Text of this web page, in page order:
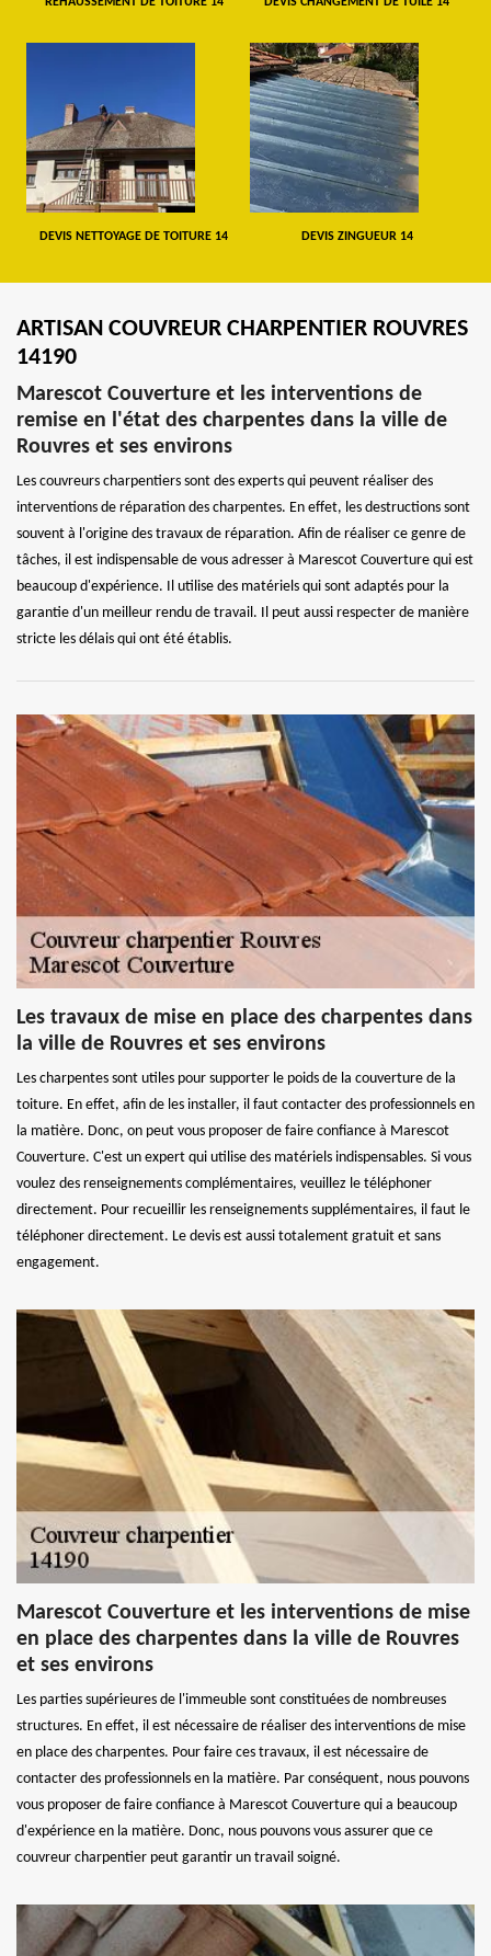
DEVIS NETTOYAGE DE TOITURE 14 DEVIS ZINGUEUR 14
ARTISAN COUVREUR CHARPENTIER ROUVRES
14190
Marescot Couverture et les interventions de
remise en l'état des charpentes dans la ville de
Rouvres et ses environs
Les couvreurs charpentiers sont des experts qui peuvent réaliser des
interventions de réparation des charpentes. En effet, les destructions sont
souvent à l'origine des travaux de réparation. Afin de réaliser ce genre de
tâches, il est indispensable de vous adresser à Marescot Couverture qui est
beaucoup d'expérience. Il utilise des matériels qui sont adaptés pour la
garantie d'un meilleur rendu de travail. Il peut aussi respecter de manière
stricte les délais qui ont été établis.
Les travaux de mise en place des charpentes dans
la ville de Rouvres et ses environs
Les charpentes sont utiles pour supporter le poids de la couverture de la
toiture. En effet, afin de les installer, il faut contacter des professionnels en
la matière. Donc, on peut vous proposer de faire confiance à Marescot
Couverture. C'est un expert qui utilise des matériels indispensables. Si vous
voulez des renseignements complémentaires, veuillez le téléphoner
directement. Pour recueillir les renseignements supplémentaires, il faut le
téléphoner directement. Le devis est aussi totalement gratuit et sans
engagement.
Marescot Couverture et les interventions de mise
en place des charpentes dans la ville de Rouvres
et ses environs
Les parties supérieures de l'immeuble sont constituées de nombreuses
structures. En effet, il est nécessaire de réaliser des interventions de mise
en place des charpentes. Pour faire ces travaux, il est nécessaire de
contacter des professionnels en la matière. Par conséquent, nous pouvons
vous proposer de faire confiance à Marescot Couverture qui a beaucoup
d'expérience en la matière. Donc, nous pouvons vous assurer que ce
couvreur charpentier peut garantir un travail soigné.